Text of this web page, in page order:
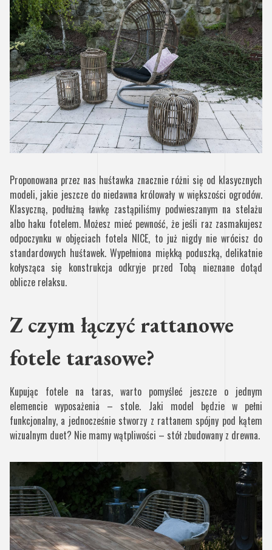
Proponowana przez nas huśtawka znacznie różni się od klasycznych
modeli, jakie jeszcze do niedawna królowały w większości ogrodów.
Klasyczną, podłużną ławkę zastąpiliśmy podwieszanym na stelażu
albo haku fotelem. Możesz mieć pewność, że jeśli raz zasmakujesz
odpoczynku w objęciach fotela NICE, to już nigdy nie wrócisz do
standardowych huśtawek. Wypełniona miękką poduszką, delikatnie
kołysząca się konstrukcja odkryje przed Tobą nieznane dotąd
oblicze relaksu.
Z czym łączyć rattanowe
fotele tarasowe?
Kupując fotele na taras, warto pomyśleć jeszcze o jednym
elemencie wyposażenia – stole. Jaki model będzie w pełni
funkcjonalny, a jednocześnie stworzy z rattanem spójny pod kątem
wizualnym duet? Nie mamy wątpliwości – stół zbudowany z drewna.